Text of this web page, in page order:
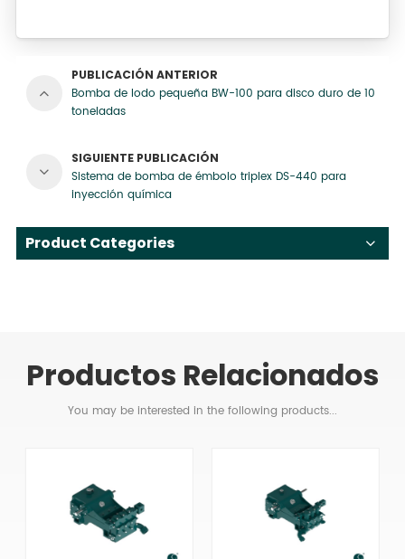
PUBLICACIÓN ANTERIOR
Bomba de lodo pequeña BW-100 para disco duro de 10
toneladas
SIGUIENTE PUBLICACIÓN
Sistema de bomba de émbolo triplex DS-440 para
inyección química
Product Categories
Productos Relacionados
You may be interested in the following products...